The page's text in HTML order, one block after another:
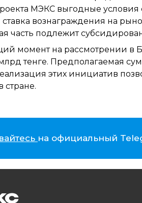
МЭКС выгодные
вознаграждения на
часть подлежит
момент на рассмотрении в
тенге. Предполагаемая
этих инициатив
стране.
на официальный